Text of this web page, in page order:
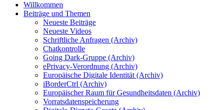
Willkommen
Beiträge und Themen
Neueste Beiträge
Neueste Videos
Schriftliche Anfragen (Archiv)
Chatkontrolle
Going Dark-Gruppe (Archiv)
ePrivacy-Verordnung (Archiv)
Europäische Digitale Identität (Archiv)
iBorderCtrl (Archiv)
Europäischer Raum für Gesundheitsdaten (Archiv)
Vorratsdatenspeicherung